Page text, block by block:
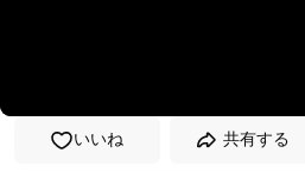
いいね 共有する